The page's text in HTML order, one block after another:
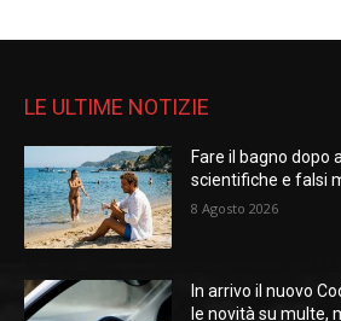
LE ULTIME NOTIZIE
Fare il bagno dopo
scientifiche e falsi
8 Agosto 2026
In arrivo il nuovo
le novità su multe,